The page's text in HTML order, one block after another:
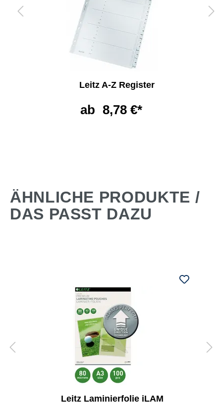
Leitz A-Z Register
ab 8,78 €*
ÄHNLICHE PRODUKTE /
DAS PASST DAZU
Leitz Laminierfolie iLAM